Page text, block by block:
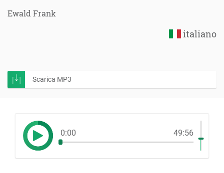
Ewald Frank
italiano
Scarica MP3
0:00 49:56